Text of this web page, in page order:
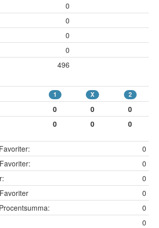
0
0
0
0
496
1 X 2
0 0
0
0 0 0
0
0
0
0
0
0